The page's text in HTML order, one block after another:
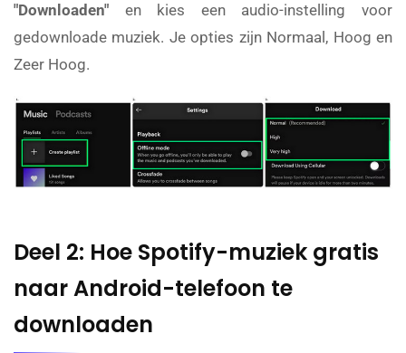
"Downloaden" en kies een audio-instelling voor
gedownloade muziek. Je opties zijn Normaal, Hoog en
Zeer Hoog.
Deel 2: Hoe Spotify-muziek gratis
naar Android-telefoon te
downloaden